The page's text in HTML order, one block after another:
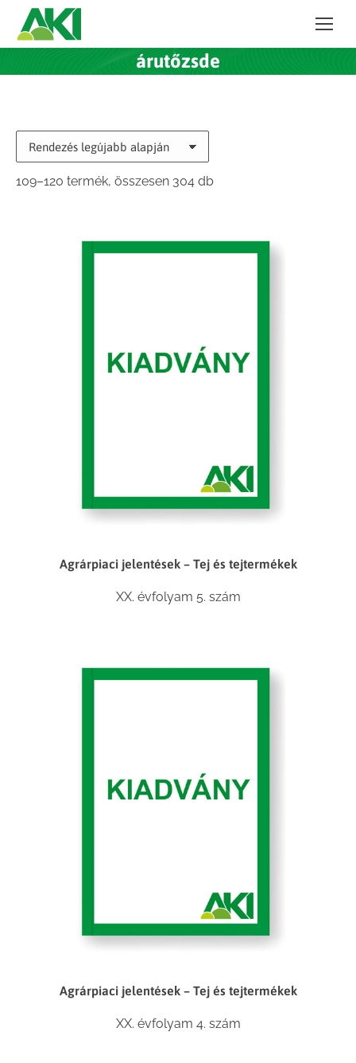
árutőzsde
109–120 termék, összesen 304 dbSorted
Agrárpiaci jelentések – Tej és tejtermékek
XX. évfolyam 5. szám
Agrárpiaci jelentések – Tej és tejtermékek
XX. évfolyam 4. szám